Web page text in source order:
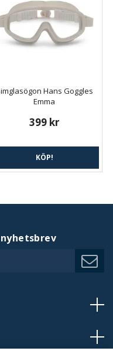
Hans Goggles
Emma
399 kr
KÖP!